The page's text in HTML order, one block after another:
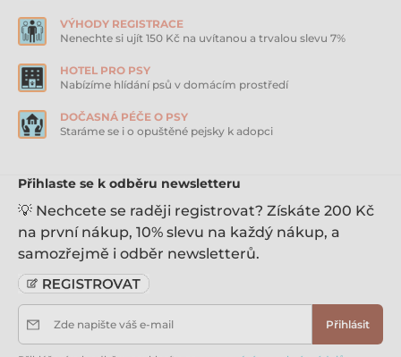
VÝHODY REGISTRACE
Nenechte si ujít 150 Kč na uvítanou a trvalou slevu 7%
HOTEL PRO PSY
Nabízíme hlídání psů v domácím prostředí
DOČASNÁ PÉČE O PSY
Staráme se i o opuštěné pejsky k adopci
Přihlaste se k odběru newsletteru
💡 Nechcete se raději registrovat? Získáte 200 Kč
na první nákup, 10% slevu na každý nákup, a
samozřejmě i odběr newsletterů.
Zde napište váš e-mail Přihlásit